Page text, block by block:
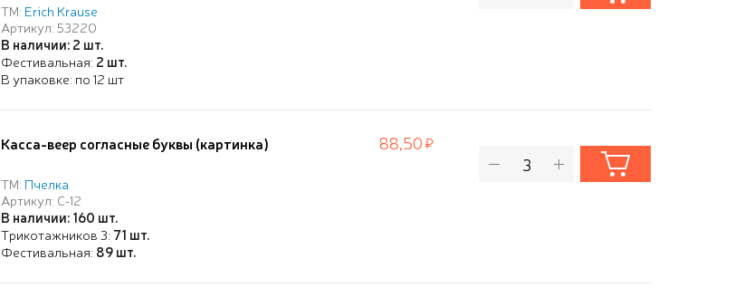
ТМ: Erich Krause
Артикул: 53220
В наличии: 2 шт.
Фестивальная: 2 шт.
В упаковке: по 12 шт
Касса-веер согласные буквы (картинка)
ТМ: Пчелка
Артикул: С-12
В наличии: 160 шт.
Трикотажников 3: 71 шт.
Фестивальная: 89 шт.
88,50